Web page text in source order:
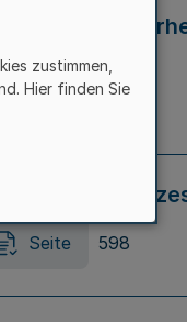
in
NRW)
Seite 595
Seite 598
zustimmen,
Hier finden Sie